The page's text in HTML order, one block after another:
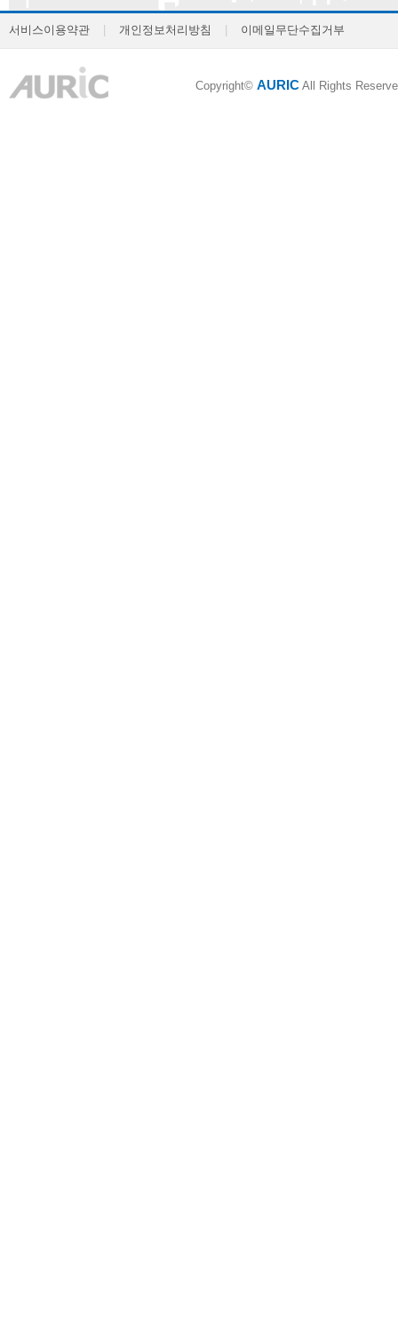
서비스이용약관 개인정보처리방침 이메일무단수집거부
Copyright© AURIC All Rights